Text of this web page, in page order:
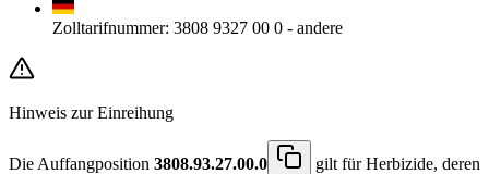
Zolltarifnummer: 3808 9327 00 0 - andere
Hinweis zur Einreihung
Die Auffangposition 3808.93.27.00.0
gilt für Herbizide, deren